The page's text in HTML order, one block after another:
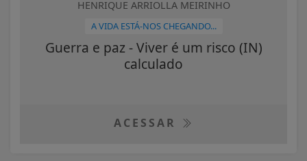
HENRIQUE ARRIOLLA MEIRINHO
A VIDA ESTÁ-NOS CHEGANDO...
Guerra e paz - Viver é um risco (IN)
calculado
ACESSAR